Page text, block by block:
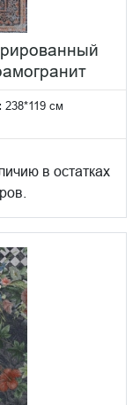
238*119 см
в остатках